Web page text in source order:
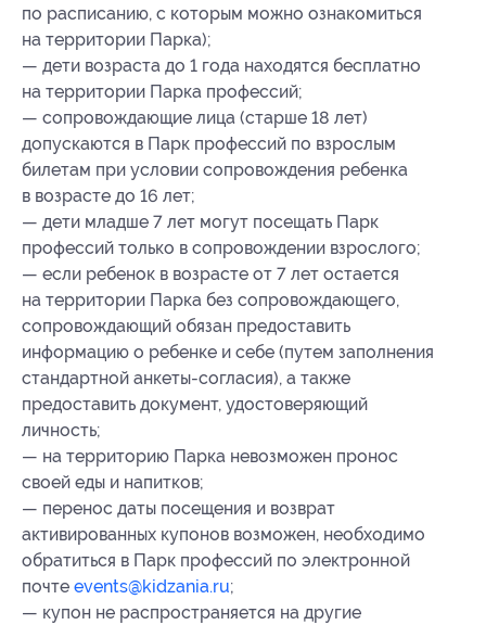
по расписанию, с которым можно ознакомиться
на территории Парка);
— дети возраста до 1 года находятся бесплатно
на территории Парка профессий;
— сопровождающие лица (старше 18 лет)
допускаются в Парк профессий по взрослым
билетам при условии сопровождения ребенка
в возрасте до 16 лет;
— дети младше 7 лет могут посещать Парк
профессий только в сопровождении взрослого;
— если ребенок в возрасте от 7 лет остается
на территории Парка без сопровождающего,
сопровождающий обязан предоставить
информацию о ребенке и себе (путем заполнения
стандартной анкеты-согласия), а также
предоставить документ, удостоверяющий
личность;
— на территорию Парка невозможен пронос
своей еды и напитков;
— перенос даты посещения и возврат
активированных купонов возможен, необходимо
обратиться в Парк профессий по электронной
почте events@kidzania.ru;
— купон не распространяется на другие